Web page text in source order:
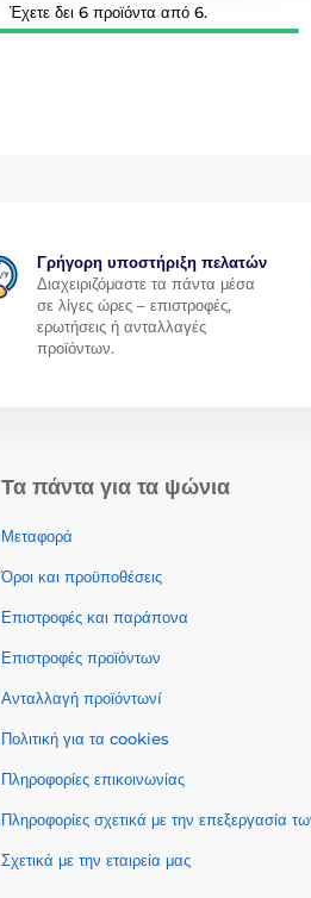
Έχετε δει 6 προϊόντα από 6.
Γρήγορη υποστήριξη πελατών
Διαχειριζόμαστε τα πάντα μέσα
σε λίγες ώρες – επιστροφές,
ερωτήσεις ή ανταλλαγές
προϊόντων.
Τα πάντα για τα ψώνια
Μεταφορά
Όροι και προϋποθέσεις
Επιστροφές και παράπονα
Επιστροφές προϊόντων
Ανταλλαγή προϊόντωνí
Πολιτική για τα cookies
Πληροφορίες επικοινωνίας
Πληροφορίες σχετικά με την επεξεργασία
Σχετικά με την εταιρεία μας